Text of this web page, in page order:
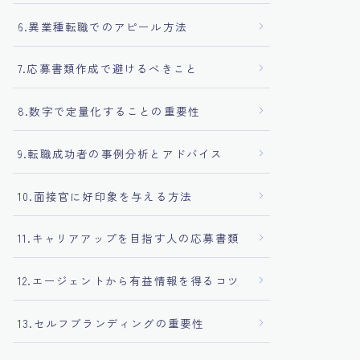
6.異業種転職でのアピール方法
7.応募書類作成で避けるべきこと
8.数字で定量化することの重要性
9.転職成功者の事例分析とアドバイス
10.面接官に好印象を与える方法
11.キャリアアップを目指す人の応募書類
12.エージェントから有益情報を得るコツ
13.セルフブランディングの重要性